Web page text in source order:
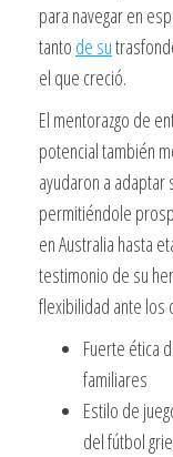
para navegar en
tanto de su
el que creció.
El mentorazgo de
potencial también
ayudaron a
permitiéndole
en Australia hasta
testimonio de su
flexibilidad ante los
Fuerte ética
familiares
Estilo de
del fútbol